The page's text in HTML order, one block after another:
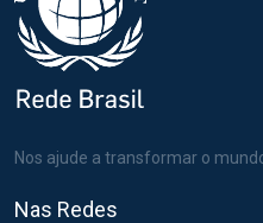
Nos ajude a transformar o
Nas Redes